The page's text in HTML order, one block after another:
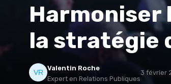
Harmoniser
la stratégie
Valentin Roche
Expert en Relations Publiques
3 février